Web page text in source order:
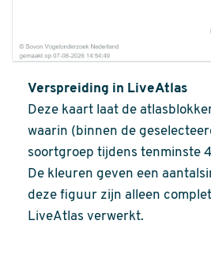
Verspreiding in LiveAtlas
Deze kaart laat de
waarin (binnen de
soortgroep tijdens tenminste
De kleuren geven een
deze figuur zijn alleen
LiveAtlas verwerkt.